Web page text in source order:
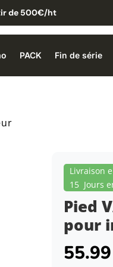
de 500€/ht
PACK Fin de série
Livraison
15 Jours
Pied
pour